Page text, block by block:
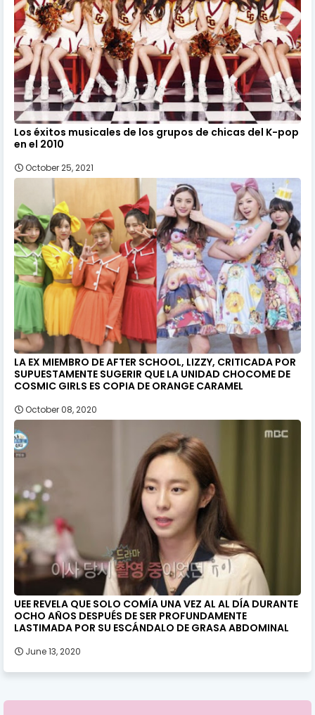
Los éxitos musicales de los grupos de chicas del K-pop
en el 2010
October 25, 2021
LA EX MIEMBRO DE AFTER SCHOOL, LIZZY, CRITICADA POR
SUPUESTAMENTE SUGERIR QUE LA UNIDAD CHOCOME DE
COSMIC GIRLS ES COPIA DE ORANGE CARAMEL
October 08, 2020
UEE REVELA QUE SOLO COMÍA UNA VEZ AL AL DÍA DURANTE
OCHO AÑOS DESPUÉS DE SER PROFUNDAMENTE
LASTIMADA POR SU ESCÁNDALO DE GRASA ABDOMINAL
June 13, 2020